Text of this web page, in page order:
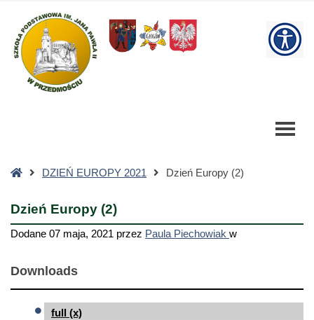
Europy
Szkoła
Podstawowa
StronaDZIEŃ EUROPY 2021 Dzień Europy (2)
Dzień Europy (2)
Dodane 07 maja, 2021 przez Paula Piechowiak w
Downloads
full (x)